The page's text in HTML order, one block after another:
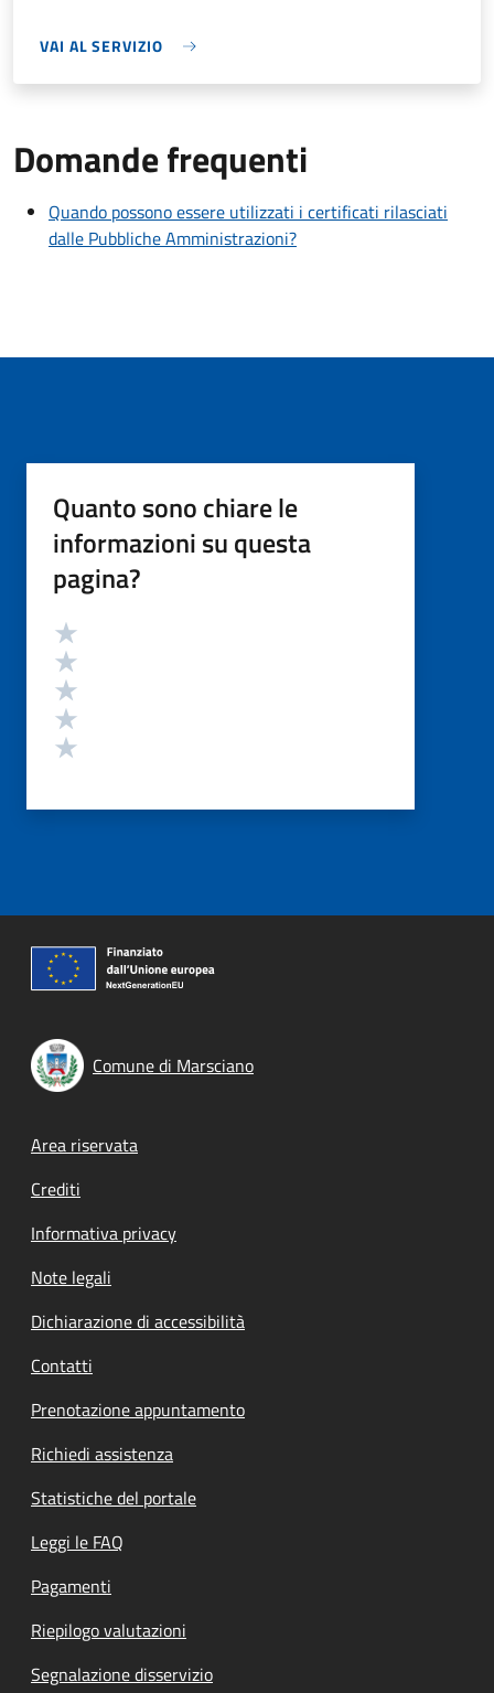
VAI AL SERVIZIO
Domande frequenti
Quando possono essere utilizzati i certificati rilasciati
dalle Pubbliche Amministrazioni?
Quanto sono chiare le
informazioni su questa
pagina?
Valutazione
Comune di Marsciano
Footer menu
Area riservata
Crediti
Informativa privacy
Note legali
Dichiarazione di accessibilità
Contatti
Prenotazione appuntamento
Richiedi assistenza
Statistiche del portale
Leggi le FAQ
Pagamenti
Riepilogo valutazioni
Segnalazione disservizio